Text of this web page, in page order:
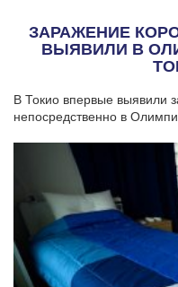
ЗАРАЖЕНИЕ
ВЫЯВИЛИ В
В Токио впервые выявили
непосредственно в